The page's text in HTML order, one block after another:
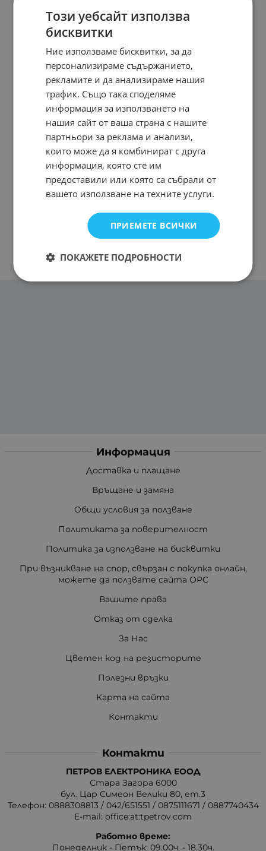
Информация
Доставка и плащане
Връщане и замяна
Общи условия за ползване
Политиката за поверителност
Политика за използване на бисквитки
При възникване на спор, свързан с покупка онлайн,
можете да ползвате сайта ОРС
Вашите права
Отказ от сделка
За Нас
Цветен код на резисторите
Полезни връзки
Карта на сайта
Контакти
Контакти
ПЕТРОВ ЕЛЕКТРОНИКА ЕООД
Стара Загора 6000
бул. Цар Симеон Велики 80, ет.3
Телефон: 0888308813 / 042/651551 / 0875111671 / 0887740434
E-mail: office:at:tpetrov.com
Работно време:
Понеделник - Петък: 09.00ч. - 18.30ч.
Този уебсайт използва
бисквитки
Ние използваме бисквитки, за да
персонализираме съдържанието,
рекламите и да анализираме нашия
трафик. Също така споделяме
информация за използването на
нашия сайт от ваша страна с нашите
партньори за реклама и анализи,
които може да я комбинират с друга
информация, която сте им
предоставили или която са събрали от
вашето използване на техните услуги.
ПРИЕМЕТЕ ВСИЧКИ
ПОКАЖЕТЕ ПОДРОБНОСТИ